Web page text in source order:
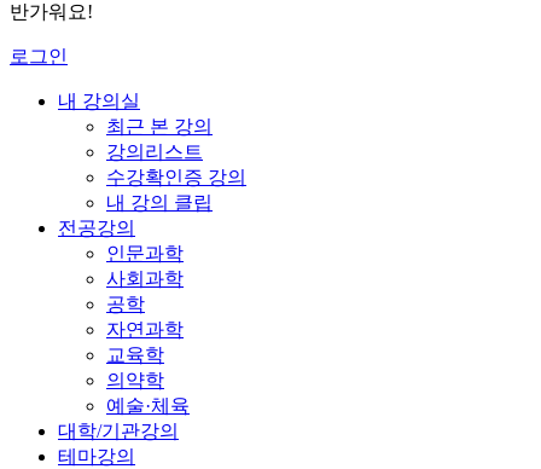
반가워요!
로그인
내 강의실
최근 본 강의
강의리스트
수강확인증 강의
내 강의 클립
전공강의
인문과학
사회과학
공학
자연과학
교육학
의약학
예술·체육
대학/기관강의
테마강의